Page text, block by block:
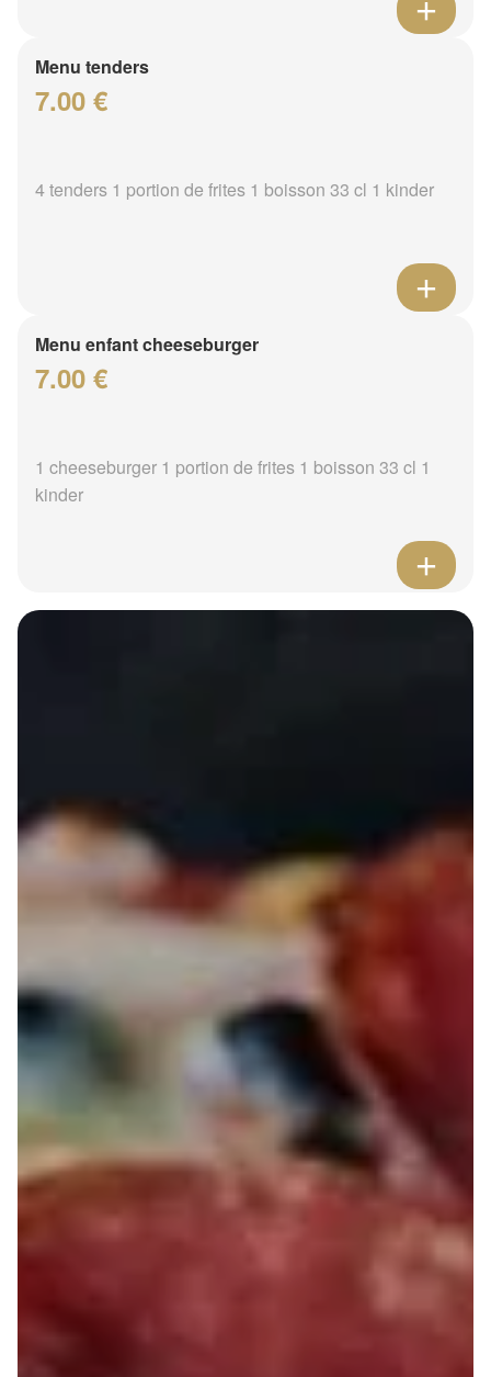
Menu tenders
7.00 €
4 tenders 1 portion de frites 1 boisson 33 cl 1 kinder
Menu enfant cheeseburger
7.00 €
1 cheeseburger 1 portion de frites 1 boisson 33 cl 1
kinder